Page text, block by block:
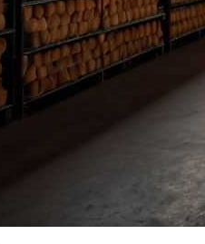
Днем?
«Баунти»:
К Чаю